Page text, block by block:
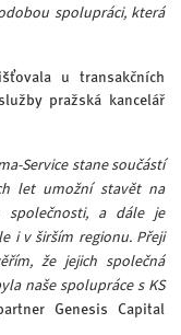
spolupráci, která
u transakčních
pražská kancelář
Service stane součástí
let umožní stavět na
společnosti, a dále je
i v širším regionu. Přeji
že jejich společná
naše spolupráce s KS
Genesis Capital